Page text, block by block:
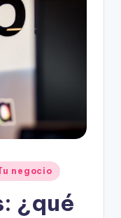
negocio
¿qué